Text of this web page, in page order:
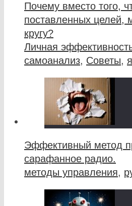
Почему вместо того,
поставленных целей,
кругу?
Личная
самоанализ, Советы, я
Эффективный метод
сарафанное радио.
методы управления,